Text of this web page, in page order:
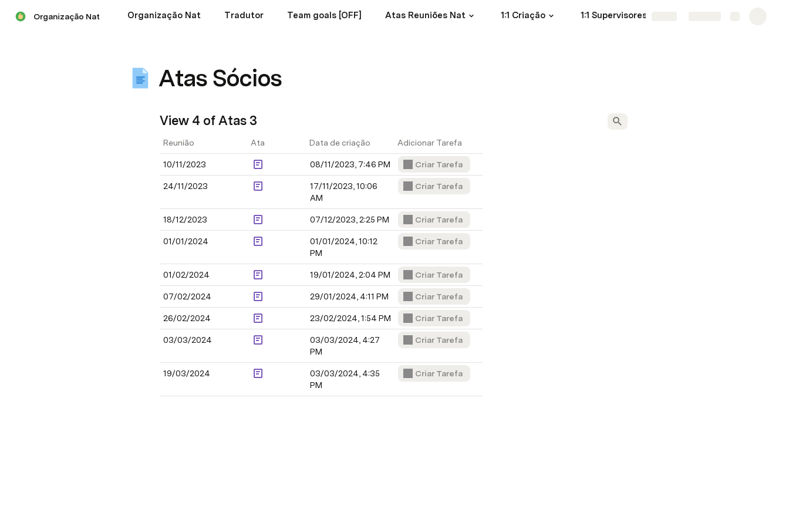
Organização Nat Organização Nat Tradutor Team goals [OFF] Atas Reuniões Nat 1:1 Criação 1:1 Supervisores
Atas Sócios
View 4 of Atas 3
Reunião Ata Data de criação Adicionar Tarefa
10/11/2023 08/11/2023, 7:46 PM Criar Tarefa
24/11/2023
17/11/2023, 10:06
AM
Criar Tarefa
18/12/2023 07/12/2023, 2:25 PM Criar Tarefa
01/01/2024
01/01/2024, 10:12
PM
Criar Tarefa
01/02/2024 19/01/2024, 2:04 PM Criar Tarefa
07/02/2024 29/01/2024, 4:11 PM Criar Tarefa
26/02/2024 23/02/2024, 1:54 PM Criar Tarefa
03/03/2024
03/03/2024, 4:27
PM
Criar Tarefa
19/03/2024
03/03/2024, 4:35
PM
Criar Tarefa